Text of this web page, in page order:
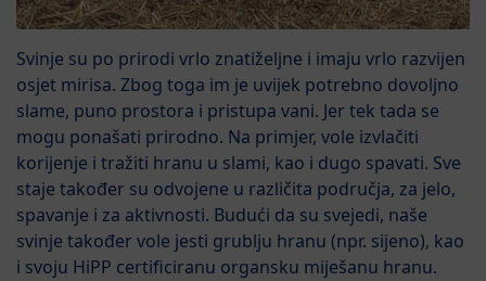
Svinje su po prirodi vrlo znatiželjne i imaju vrlo razvijen
osjet mirisa. Zbog toga im je uvijek potrebno dovoljno
slame, puno prostora i pristupa vani. Jer tek tada se
mogu ponašati prirodno. Na primjer, vole izvlačiti
korijenje i tražiti hranu u slami, kao i dugo spavati. Sve
staje također su odvojene u različita područja, za jelo,
spavanje i za aktivnosti. Budući da su svejedi, naše
svinje također vole jesti grublju hranu (npr. sijeno), kao
i svoju HiPP certificiranu organsku miješanu hranu.